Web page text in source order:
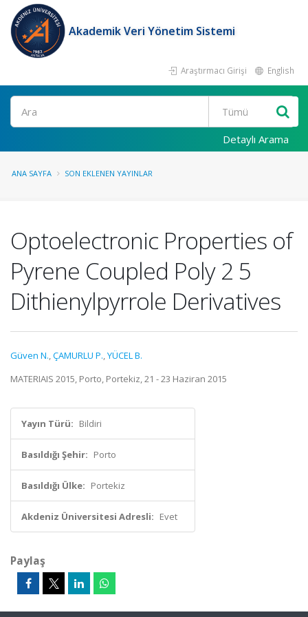
Akademik Veri Yönetim Sistemi
Araştırmacı Girişi English
Ara
Detaylı Arama
ANA SAYFA SON EKLENEN YAYINLAR
Optoelectronic Properties of
Pyrene Coupled Poly 2 5
Dithienylpyrrole Derivatives
Güven N.,ÇAMURLU P.,YÜCEL B.
MATERIAIS 2015, Porto, Portekiz, 21 - 23 Haziran 2015
Yayın Türü: Bildiri
Basıldığı Şehir: Porto
Basıldığı Ülke: Portekiz
Akdeniz Üniversitesi Adresli: Evet
Paylaş